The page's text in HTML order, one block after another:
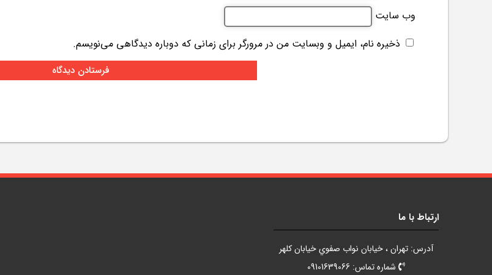
وب‌ سایت
ذخیره نام، ایمیل و وبسایت من در مرورگر برای زمانی که دوباره دیدگاهی می‌نویسم.
ارتباط با ما
آدرس: تهران ، خيابان نواب صفوي خيابان کلهر
شماره تماس: 09101639066